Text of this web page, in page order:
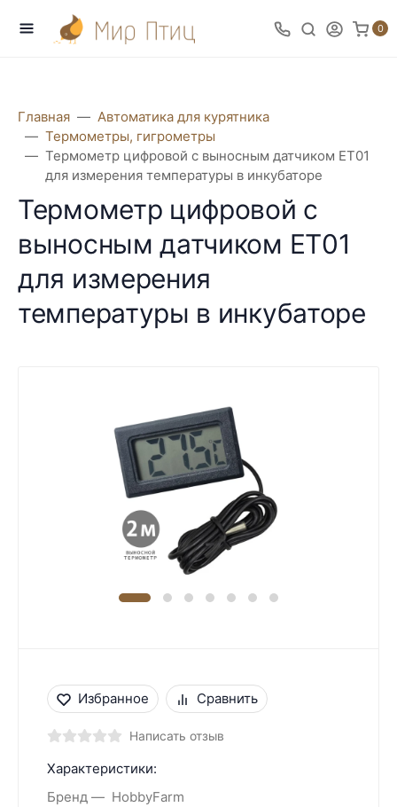
0
Главная
Автоматика для курятника
Термометры, гигрометры
Термометр цифровой с выносным датчиком ET01
для измерения температуры в инкубаторе
Термометр цифровой с
выносным датчиком ET01
для измерения
температуры в инкубаторе
Избранное Сравнить
Написать отзыв
Характеристики:
Бренд
HobbyFarm